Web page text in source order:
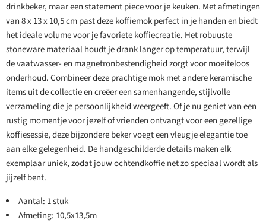
drinkbeker, maar een statement piece voor je keuken. Met afmetingen
van 8 x 13 x 10,5 cm past deze koffiemok perfect in je handen en biedt
het ideale volume voor je favoriete koffiecreatie. Het robuuste
stoneware materiaal houdt je drank langer op temperatuur, terwijl
de vaatwasser- en magnetronbestendigheid zorgt voor moeiteloos
onderhoud. Combineer deze prachtige mok met andere keramische
items uit de collectie en creëer een samenhangende, stijlvolle
verzameling die je persoonlijkheid weergeeft. Of je nu geniet van een
rustig momentje voor jezelf of vrienden ontvangt voor een gezellige
koffiesessie, deze bijzondere beker voegt een vleugje elegantie toe
aan elke gelegenheid. De handgeschilderde details maken elk
exemplaar uniek, zodat jouw ochtendkoffie net zo speciaal wordt als
jijzelf bent.
Aantal: 1 stuk
Afmeting: 10,5x13,5m